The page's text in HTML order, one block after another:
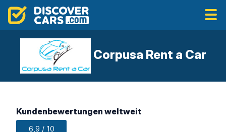
Corpusa Rent a Car
Kundenbewertungen weltweit
6,9 / 10